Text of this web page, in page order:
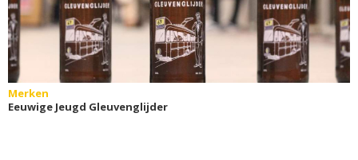
Merken
Eeuwige Jeugd Gleuvenglijder